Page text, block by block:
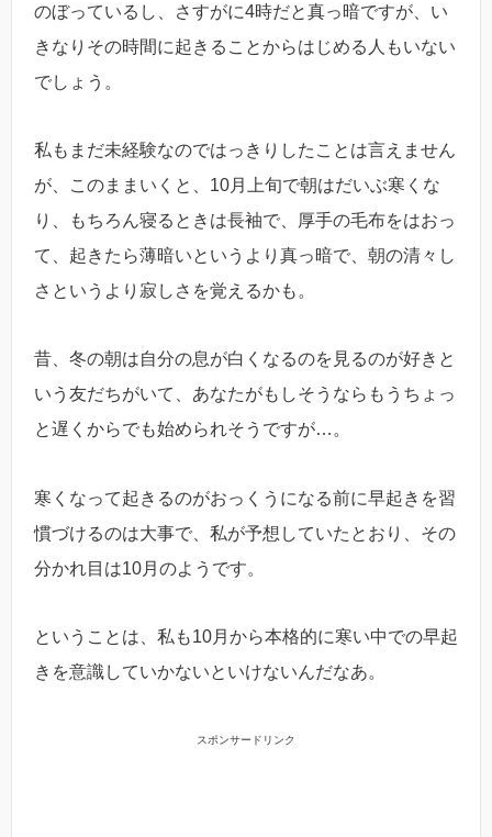
のぼっているし、さすがに4時だと真っ暗ですが、い
きなりその時間に起きることからはじめる人もいない
でしょう。
私もまだ未経験なのではっきりしたことは言えません
が、このままいくと、10月上旬で朝はだいぶ寒くな
り、もちろん寝るときは長袖で、厚手の毛布をはおっ
て、起きたら薄暗いというより真っ暗で、朝の清々し
さというより寂しさを覚えるかも。
昔、冬の朝は自分の息が白くなるのを見るのが好きと
いう友だちがいて、あなたがもしそうならもうちょっ
と遅くからでも始められそうですが…。
寒くなって起きるのがおっくうになる前に早起きを習
慣づけるのは大事で、私が予想していたとおり、その
分かれ目は10月のようです。
ということは、私も10月から本格的に寒い中での早起
きを意識していかないといけないんだなあ。
スポンサードリンク